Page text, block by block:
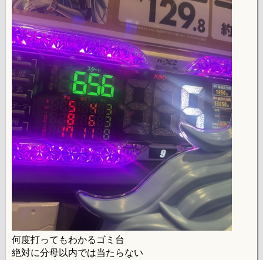
何度打ってもわかるゴミ台
絶対に分母以内では当たらない